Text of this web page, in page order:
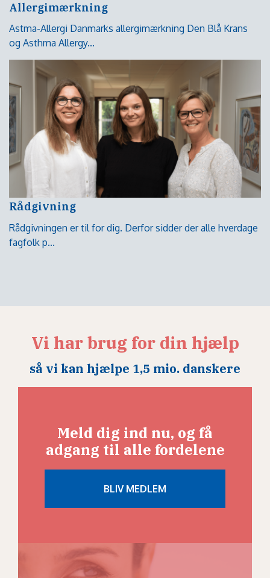
Allergimærkning
Astma-Allergi Danmarks allergimærkning Den Blå Krans
og Asthma Allergy...
Rådgivning
Rådgivningen er til for dig. Derfor sidder der alle hverdage
fagfolk p...
Vi har brug for din hjælp
så vi kan hjælpe 1,5 mio. danskere
Meld dig ind nu, og få
adgang til alle fordelene